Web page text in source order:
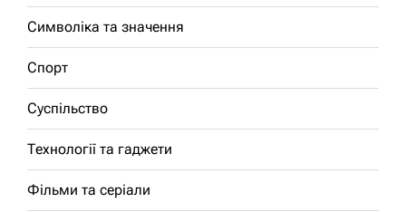
Символіка та значення
Спорт
Суспільство
Технології та гаджети
Фільми та серіали